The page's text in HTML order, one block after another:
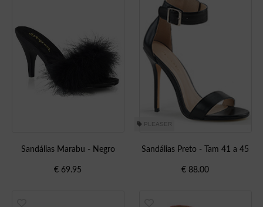
Sandálias Marabu - Negro
€ 69.95
PLEASER
Sandálias Preto - Tam 41 a 45
€ 88.00